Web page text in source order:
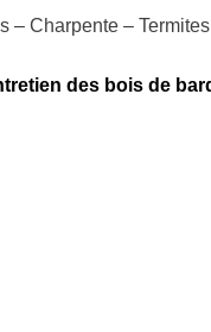
– Charpente –
des bois de